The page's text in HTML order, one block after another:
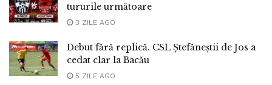
tururile următoare
3 ZILE AGO
Debut fără replică. CSL Ștefăneștii de Jos a
cedat clar la Bacău
5 ZILE AGO